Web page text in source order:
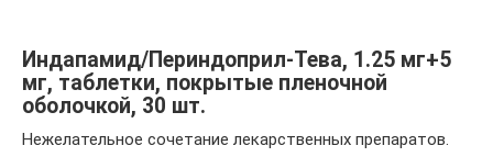
Индапамид/Периндоприл-Тева, 1.25 мг+5
мг, таблетки, покрытые пленочной
оболочкой, 30 шт.
Нежелательное сочетание лекарственных препаратов.